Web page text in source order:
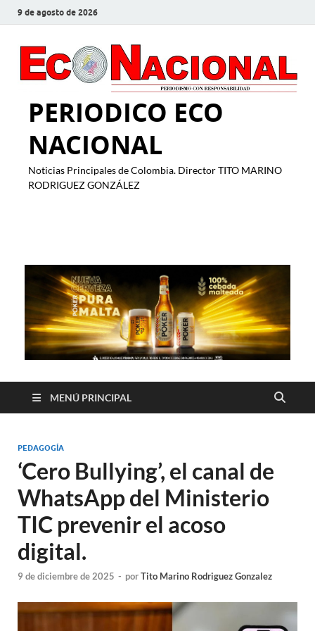
9 de agosto de 2026
PERIODICO ECO
NACIONAL
Noticias Principales de Colombia. Director TITO MARINO
RODRIGUEZ GONZÁLEZ
MENÚ PRINCIPAL
PEDAGOGÍA
‘Cero Bullying’, el canal de
WhatsApp del Ministerio
TIC prevenir el acoso
digital.
9 de diciembre de 2025 - porTito Marino Rodriguez Gonzalez